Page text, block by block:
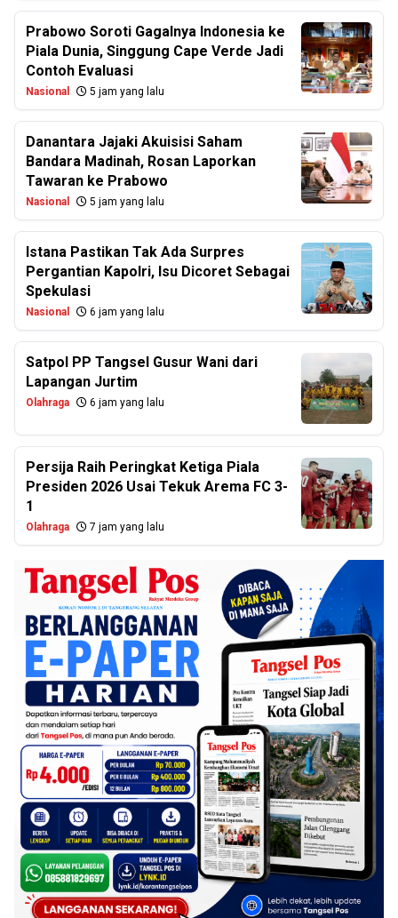
Prabowo Soroti Gagalnya Indonesia ke
Piala Dunia, Singgung Cape Verde Jadi
Contoh Evaluasi
Nasional 5 jam yang lalu
Danantara Jajaki Akuisisi Saham
Bandara Madinah, Rosan Laporkan
Tawaran ke Prabowo
Nasional 5 jam yang lalu
Istana Pastikan Tak Ada Surpres
Pergantian Kapolri, Isu Dicoret Sebagai
Spekulasi
Nasional 6 jam yang lalu
Satpol PP Tangsel Gusur Wani dari
Lapangan Jurtim
Olahraga 6 jam yang lalu
Persija Raih Peringkat Ketiga Piala
Presiden 2026 Usai Tekuk Arema FC 3-
1
Olahraga 7 jam yang lalu